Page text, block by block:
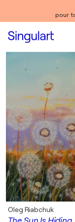
pour
Oleg Riabchuk